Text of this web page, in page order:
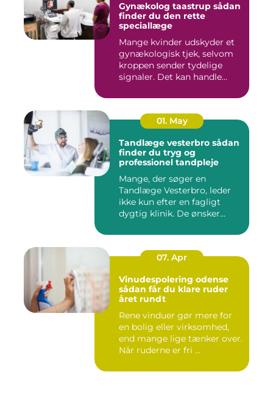
Gynækolog taastrup sådan
finder du den rette
speciallæge
Mange kvinder udskyder et
gynækologisk tjek, selvom
kroppen sender tydelige
signaler. Det kan handle...
01. May
Tandlæge vesterbro sådan
finder du tryg og
professionel tandpleje
Mange, der søger en
Tandlæge Vesterbro, leder
ikke kun efter en fagligt
dygtig klinik. De ønsker
07. Apr
Vinudespolering odense
sådan får du klare ruder
året rundt
Rene vinduer gør mere for
en bolig eller virksomhed,
end mange lige tænker over.
Når ruderne er fri ...